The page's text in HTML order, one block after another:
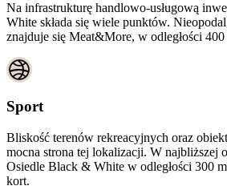
Na infrastrukturę handlowo-usługową
White składa się wiele punktów.
znajduje się Meat&More, w odległości
Sport
Bliskość terenów rekreacyjnych oraz
mocna strona tej lokalizacji. W najbliższej
Osiedle Black & White w odległości 300
kort.